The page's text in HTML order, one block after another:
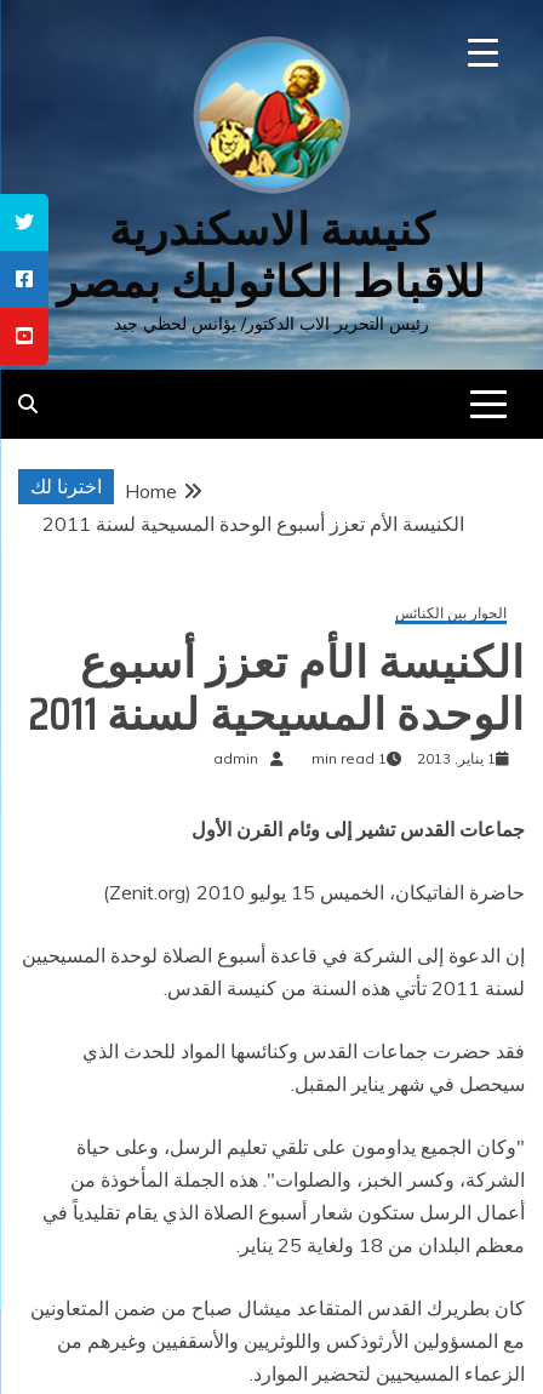
كنيسة الاسكندرية
للاقباط الكاثوليك بمصر
رئيس التحرير الاب الدكتور/ يؤانس لحظي جيد
اخترنا لك
Home
الكنيسة الأم تعزز أسبوع الوحدة المسيحية لسنة 2011
الحوار بين الكنائس
الكنيسة الأم تعزز أسبوع
الوحدة المسيحية لسنة 2011
1 يناير, 2013 1 min read
admin
جماعات القدس تشير إلى وئام القرن الأول
حاضرة الفاتيكان، الخميس 15 يوليو 2010 (Zenit.org)
إن الدعوة إلى الشركة في قاعدة أسبوع الصلاة لوحدة المسيحيين
لسنة 2011 تأتي هذه السنة من كنيسة القدس.
فقد حضرت جماعات القدس وكنائسها المواد للحدث الذي
سيحصل في شهر يناير المقبل.
"وكان الجميع يداومون على تلقي تعليم الرسل، وعلى حياة
الشركة، وكسر الخبز، والصلوات". هذه الجملة المأخوذة من
أعمال الرسل ستكون شعار أسبوع الصلاة الذي يقام تقليدياً في
معظم البلدان من 18 ولغاية 25 يناير.
كان بطريرك القدس المتقاعد ميشال صباح من ضمن المتعاونين
مع المسؤولين الأرثوذكس واللوثريين والأسقفيين وغيرهم من
الزعماء المسيحيين لتحضير الموارد.